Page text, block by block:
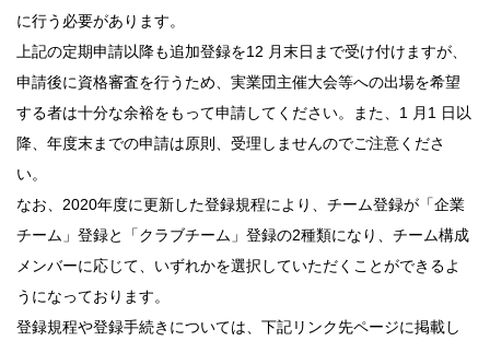
に行う必要があります。
上記の定期申請以降も追加登録を12 月末日まで受け付けますが、
申請後に資格審査を行うため、実業団主催大会等への出場を希望
する者は十分な余裕をもって申請してください。また、1 月1 日以
降、年度末までの申請は原則、受理しませんのでご注意くださ
い。
なお、2020年度に更新した登録規程により、チーム登録が「企業
チーム」登録と「クラブチーム」登録の2種類になり、チーム構成
メンバーに応じて、いずれかを選択していただくことができるよ
うになっております。
登録規程や登録手続きについては、下記リンク先ページに掲載し